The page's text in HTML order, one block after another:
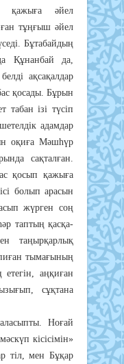
қажыға әйел
тұңғыш әйел
Бұтабайдың
Құнанбай да,
ақсақалдар
қосады. Бұрын
табан ізі түсіп
адамдар
оқиға Мәшһүр
сақталған.
қосып қажыға
болып арасын
жүрген соң
таптың қасқа-
таңырқарлық
тымағының
аңқиған
сұқтана
Ноғай
кісісімін»
тіл, мен Бұқар